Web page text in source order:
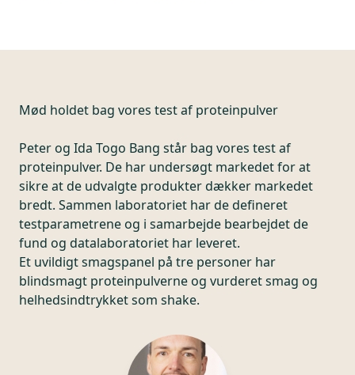
Mød holdet bag vores test af proteinpulver
Peter og Ida Togo Bang står bag vores test af
proteinpulver. De har undersøgt markedet for at
sikre at de udvalgte produkter dækker markedet
bredt. Sammen laboratoriet har de defineret
testparametrene og i samarbejde bearbejdet de
fund og datalaboratoriet har leveret.
Et uvildigt smagspanel på tre personer har
blindsmagt proteinpulverne og vurderet smag og
helhedsindtrykket som shake.